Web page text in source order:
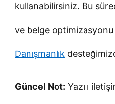
kullanabilirsiniz. Bu
ve belge optimizasyonu
Danışmanlık
Güncel Not: Yazılı